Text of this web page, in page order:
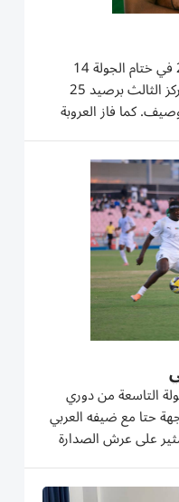
فاز العربي على ضيفه مصفوت 5-2 في ختام الجولة 14
لدوري الدرجة الأولى، وتقدم إلى المركز الثالث برصيد 25
كما فاز العروبة
الجولة التاسعة من دوري
حتا مع ضيفه العربي
صراع مثير على عرش الصدارة
14 نقطة بفارق الأهداف عن العربي
نفسه كل من